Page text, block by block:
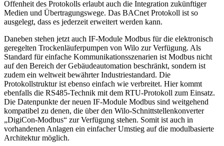
Offenheit des Protokolls erlaubt auch die Integration zukünftiger
Medien und Übertragungswege. Das BACnet Protokoll ist so
ausgelegt, dass es jederzeit erweitert werden kann.
Daneben stehen jetzt auch IF-Module Modbus für die elektronisch
geregelten Trockenläuferpumpen von Wilo zur Verfügung. Als
Standard für einfache Kommunikationsszenarien ist Modbus nicht
auf den Bereich der Gebäudeautomation beschränkt, sondern ist
zudem ein weltweit bewährter Industriestandard. Die
Protokollstruktur ist ebenso einfach wie verbreitet. Hier kommt
ebenfalls die RS485-Technik mit dem RTU-Protokoll zum Einsatz.
Die Datenpunkte der neuen IF-Module Modbus sind weitgehend
kompatibel zu denen, die über den Wilo-Schnittstellenkonverter
„DigiCon-Modbus“ zur Verfügung stehen. Somit ist auch in
vorhandenen Anlagen ein einfacher Umstieg auf die modulbasierte
Architektur möglich.